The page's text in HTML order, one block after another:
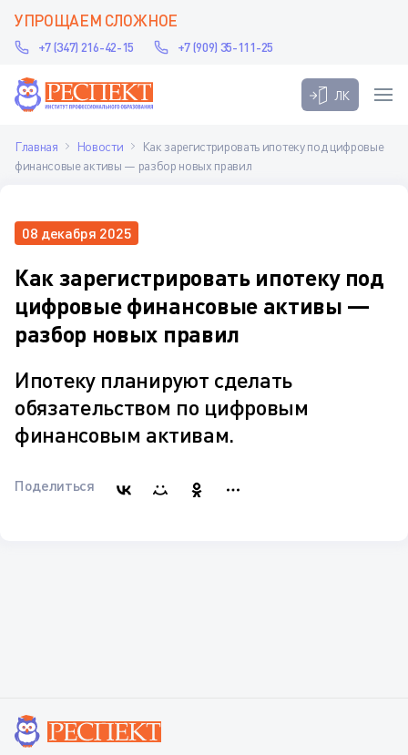
УПРОЩАЕМ СЛОЖНОЕ
+7 (347) 216-42-15 +7 (909) 35-111-25
ЛК
Главная Новости
Как зарегистрировать ипотеку под цифровые
финансовые активы — разбор новых правил
08 декабря 2025
Как зарегистрировать ипотеку под
цифровые финансовые активы —
разбор новых правил
Ипотеку планируют сделать
обязательством по цифровым
финансовым активам.
Поделиться